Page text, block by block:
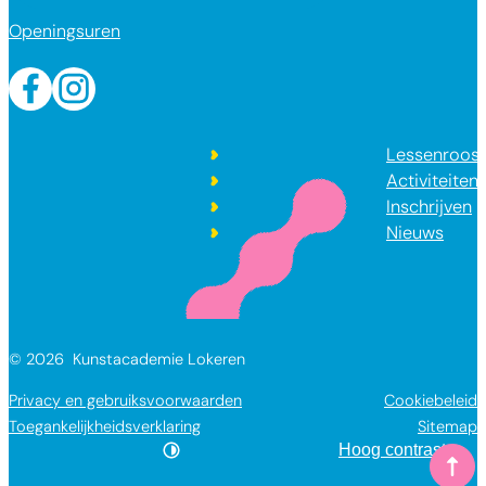
Openingsuren
Activiteiten
Inschrijven
Nieuws
FacebookInstagram
© 2026 Kunstacademie Lokeren
Privacy en gebruiksvoorwaarden
Cookiebeleid
Toegankelijkheidsverklaring
Sitemap
Hoog contrast